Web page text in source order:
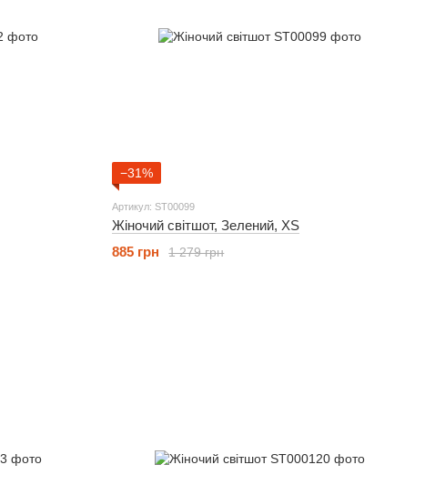
−31%
Артикул: ST00099
Жіночий світшот, Зелений, XS
1 279 грн
885 грн